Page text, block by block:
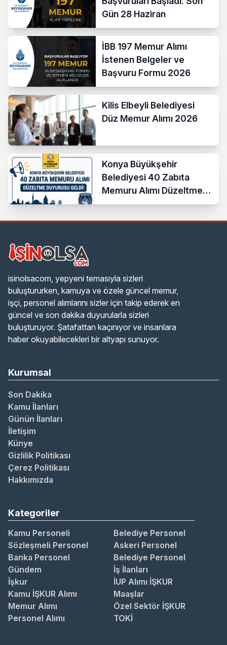
Gün 28 Haziran
İBB 197 Memur Alımı
İstenen Belgeler ve
Başvuru Formu 2026
Kilis Elbeyli Belediyesi
Düz Memur Alımı 2026
Konya Büyükşehir
Belediyesi 40 Zabıta
Memuru Alımı Düzeltme
Duyurusu Geldi!
isinolsacom, yepyeni temasıyla sizleri
buluştururken, kamuya ve özele güncel memur,
işçi, personel alımlarını sizler için takip ederek en
güncel ve son dakika duyurularla sizleri
buluşturuyor. Şatafattan kaçınıyor ve insanlara
haber okuyabilecekleri bir altyapı sunuyor.
Kurumsal
Son Dakika
Kamu İlanları
Günün İlanları
İletişim
Künye
Gizlilik Politikası
Çerez Politikası
Hakkımızda
Kategoriler
Kamu Personeli
Belediye Personel
Sözleşmeli Personel
Askeri Personel
Banka Personel
Belediye Personel
Gündem
İş İlanları
İşkur
İUP Alımı İŞKUR
Kamu İŞKUR Alımı
Maaşlar
Memur Alımı
Özel Sektör İŞKUR
Personel Alımı
TOKİ